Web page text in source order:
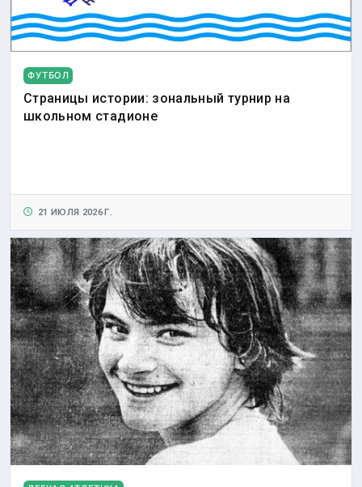
ФУТБОЛ
Страницы истории: зональный турнир на
школьном стадионе
21 ИЮЛЯ 2026 Г.